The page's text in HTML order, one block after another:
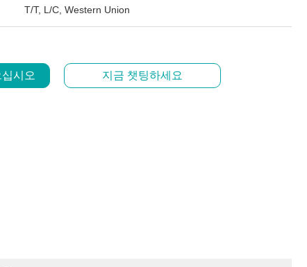
T/T, L/C, Western Union
시오 지금 챗팅하세요